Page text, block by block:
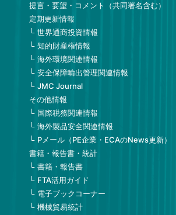
提言・要望・コメント（共同署名含む）
定期更新情報
世界通商投資情報
知的財産権情報
海外環境関連情報
安全保障輸出管理関連情報
JMC Journal
その他情報
国際税務関連情報
海外製品安全関連情報
Pメール（PE企業・ECAのNews更新）
書籍・報告書・統計
書籍・報告書
FTA活用ガイド
電子ブックコーナー
機械貿易統計